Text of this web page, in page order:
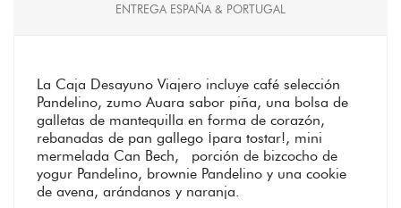
ENTREGA ESPAÑA & PORTUGAL
La Caja Desayuno Viajero incluye café selección
Pandelino, zumo Auara sabor piña, una bolsa de
galletas de mantequilla en forma de corazón,
rebanadas de pan gallego ¡para tostar!, mini
mermelada Can Bech, porción de bizcocho de
yogur Pandelino, brownie Pandelino y una cookie
de avena, arándanos y naranja.